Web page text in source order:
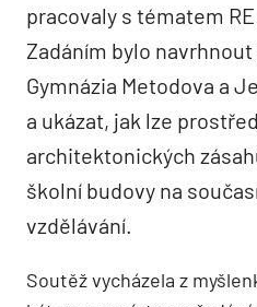
pracovaly s tématem
Zadáním bylo
Gymnázia Metodova a
a ukázat, jak lze
architektonických
školní budovy na
vzdělávání.
Soutěž vycházela z